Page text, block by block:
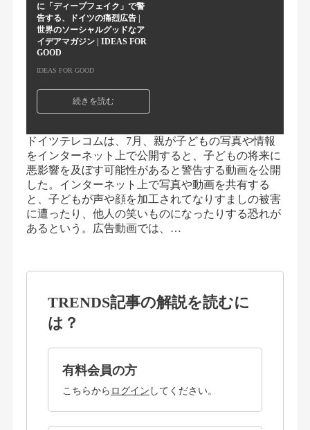
に「ディープフェイク」で警
告する、ドイツの痛烈広告 |
世界のソーシャルグッドなア
イデアマガジン | IDEAS FOR
GOOD
IDEAS FOR GOOD
続きを読む
ドイツテレコムは、7月、親が子どもの写真や情報
をインターネット上で公開すると、子どもの将来に
悪影響を及ぼす可能性があると警告する動画を公開
した。インターネット上で写真や動画を共有する
と、子どもが声や顔を加工されてなりすましの被害
に遭ったり、他人の笑いものになったりする恐れが
あるという。広告動画では、…
TRENDS記事の解説を読むに
は？
有料会員の方
こちらから ログイン してください。